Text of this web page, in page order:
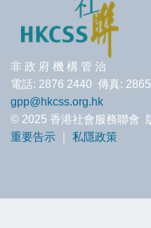
非 政 府 機 構 管 治
電話: 2876 2440 傳真:
gpp@hkcss.org.hk
© 2025 香港社會服務聯會
重要告示
私隱政策